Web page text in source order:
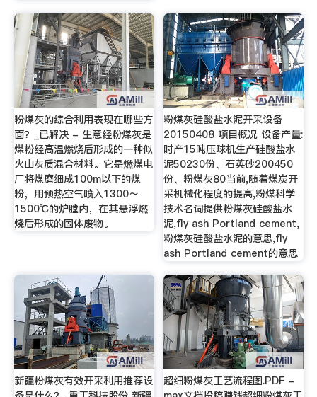
粉煤灰的综合利用表现在哪些方
面？_已解决 - 生意经粉煤灰是
煤粉经高温燃烧后形成的一种似
火山灰质混合材料。它是燃煤电
厂将煤磨细成100m以下的煤
粉，用预热空气喷入1300～
1500℃的炉膛内，在其悬浮燃
烧后形成的固体废物。
粉煤灰硅酸盐水泥开采设备
20150408 项目概况 设备产量:
时产15吨压球机生产硅酸盐水
泥50230份、石英砂200450
份、粉煤灰80当前,随着煤炭开
采机械化程度的提高,粉煤科学
技术名词提供粉煤灰硅酸盐水
泥,fly ash Portland cement,
粉煤灰硅酸盐水泥的意思,fly
ash Portland cement的意思
新疆粉煤灰有效开采利用推荐设
超细粉煤灰工艺流程图.PDF -